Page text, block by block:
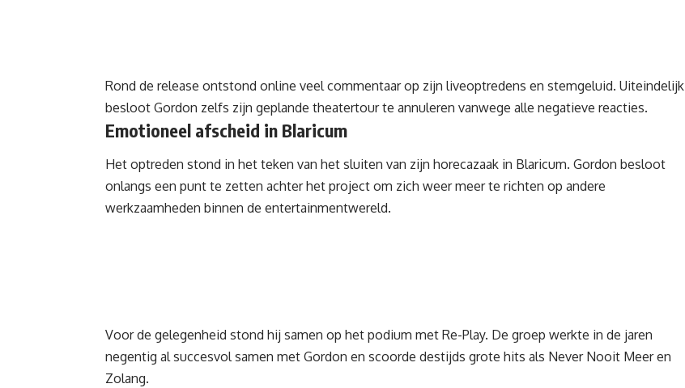
Rond de release ontstond online veel commentaar op zijn liveoptredens en stemgeluid. Uiteindelijk
besloot Gordon zelfs zijn geplande theatertour te annuleren vanwege alle negatieve reacties.
Emotioneel afscheid in Blaricum
Het optreden stond in het teken van het sluiten van zijn horecazaak in Blaricum. Gordon besloot
onlangs een punt te zetten achter het project om zich weer meer te richten op andere
werkzaamheden binnen de entertainmentwereld.
Voor de gelegenheid stond hij samen op het podium met Re-Play. De groep werkte in de jaren
negentig al succesvol samen met Gordon en scoorde destijds grote hits als Never Nooit Meer en
Zolang.